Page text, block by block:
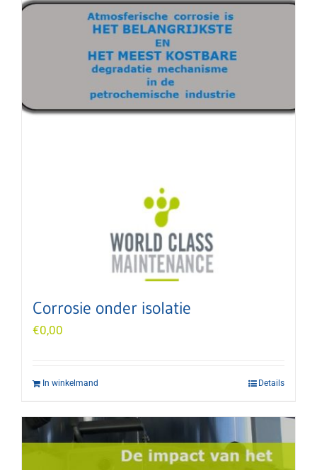
Corrosie onder isolatie
€0,00
In winkelmand Details